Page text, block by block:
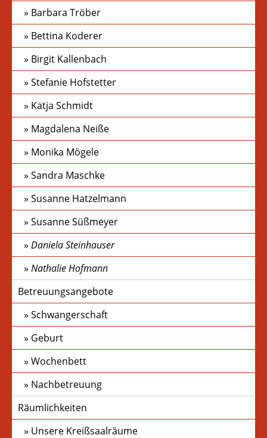
Barbara Tröber
Bettina Koderer
Birgit Kallenbach
Stefanie Hofstetter
Katja Schmidt
Magdalena Neiße
Monika Mögele
Sandra Maschke
Susanne Hatzelmann
Susanne Süßmeyer
Daniela Steinhauser
Nathalie Hofmann
Betreuungsangebote
Schwangerschaft
Geburt
Wochenbett
Nachbetreuung
Räumlichkeiten
Unsere Kreißsaalräume